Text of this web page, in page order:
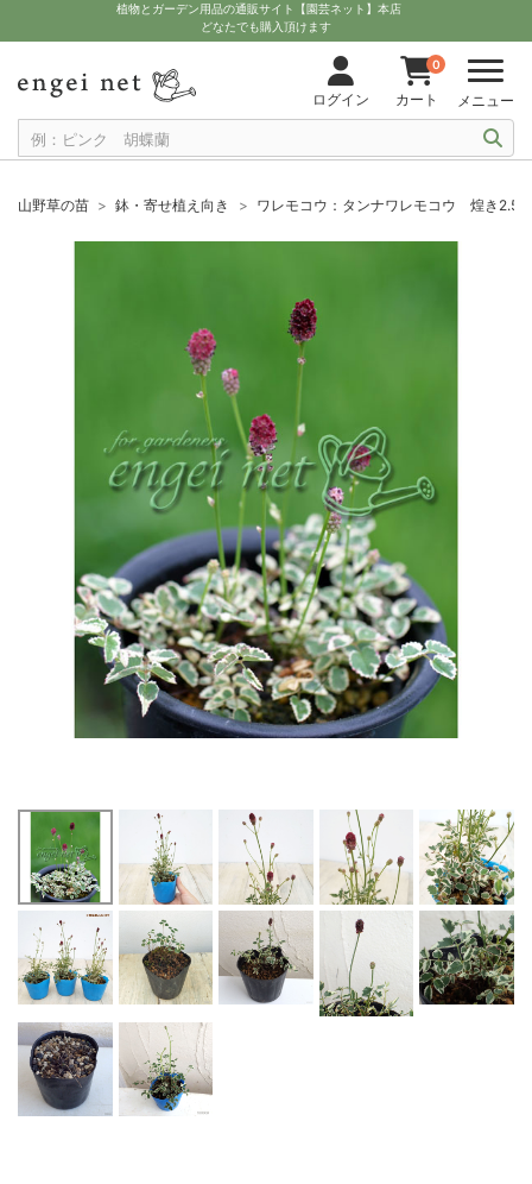
植物とガーデン用品の通販サイト【園芸ネット】本店
どなたでも購入頂けます
ログイン
0
カート メニュー
山野草の苗 鉢・寄せ植え向き ワレモコウ：タンナワレモコウ 煌き2.5-